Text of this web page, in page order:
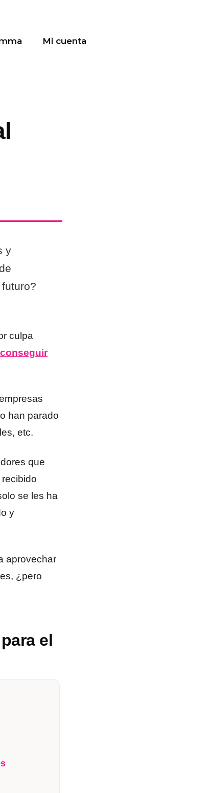
Mi cuenta
y
culpa
han parado
etc.
que
se les ha
y
aprovechar
¿pero
el